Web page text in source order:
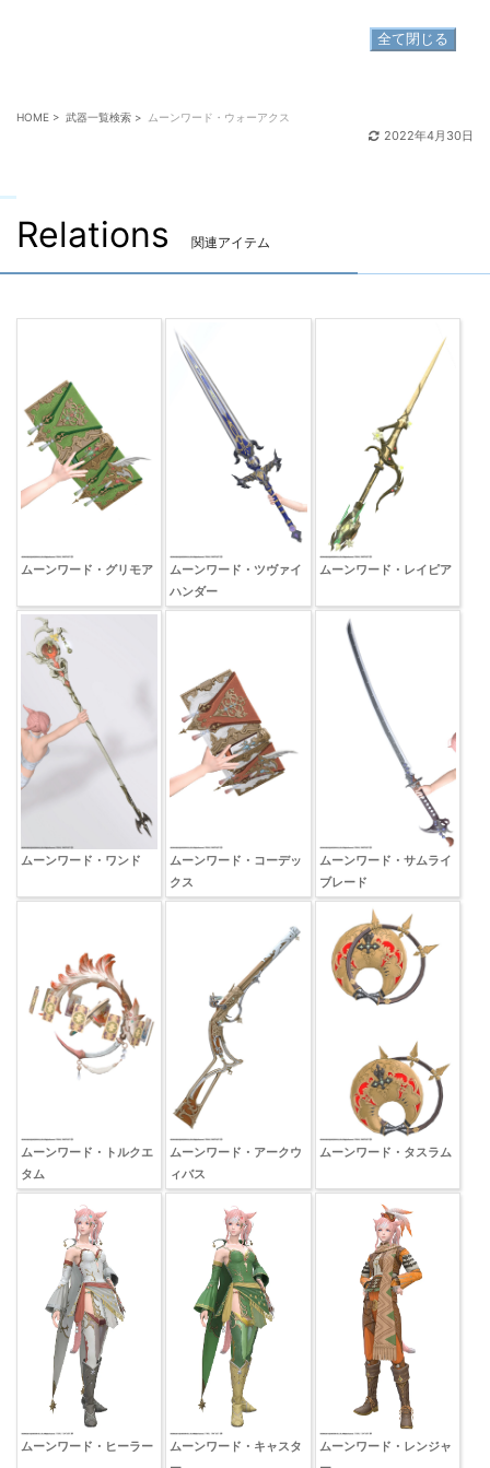
全て閉じる
HOME > 武器一覧検索 > ムーンワード・ウォーアクス
2022年4月30日
Relations 関連アイテム
ムーンワード・グリモア
ムーンワード・ツヴァイ
ハンダー
ムーンワード・レイピア
ムーンワード・ワンド
ムーンワード・コーデッ
クス
ムーンワード・サムライ
ブレード
ムーンワード・トルクエ
タム
ムーンワード・アークウ
ィバス
ムーンワード・タスラム
ムーンワード・ヒーラー
ムーンワード・キャスタ
ムーンワード・レンジャ